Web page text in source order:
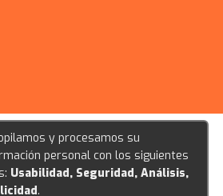
y procesamos su
personal con los siguientes
Usabilidad, Seguridad, Análisis,
.